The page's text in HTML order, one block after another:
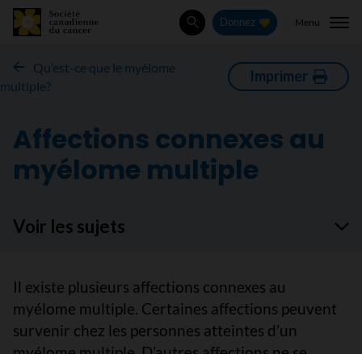
Rechercher
Donnez Menu
Qu’est-ce que le myélome
multiple?
Imprimer
Affections connexes au
myélome multiple
Voir les sujets
Il existe plusieurs affections connexes au
myélome multiple. Certaines affections peuvent
survenir chez les personnes atteintes d’un